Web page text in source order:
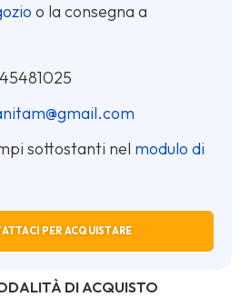
o la consegna a
sottostanti nel modulo di
PER ACQUISTARE
DI ACQUISTO